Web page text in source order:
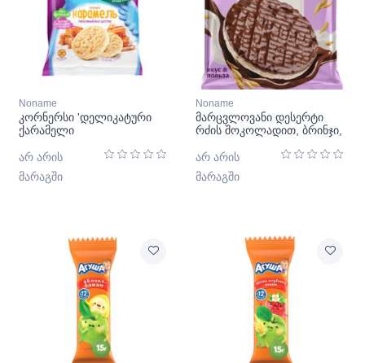
Noname
კორნერსი 'დელიკატური
ქარამელი
არ არის
მარაგში
Noname
მარცვლოვანი დესერტი
რძის შოკოლადით, ბრინჯი,
არ არის
მარაგში